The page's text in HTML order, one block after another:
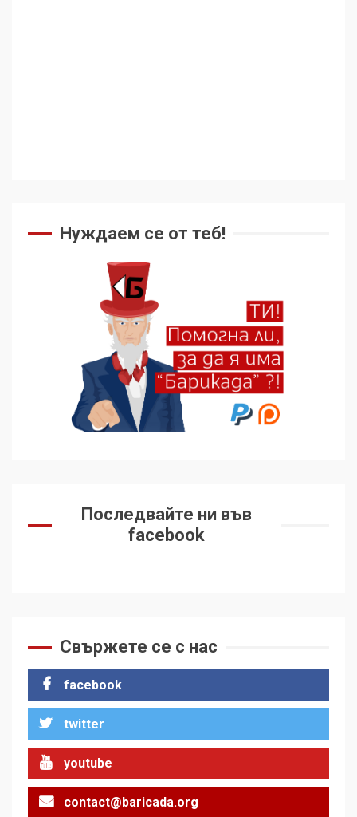
Нуждаем се от теб!
Последвайте ни във
facebook
Свържете се с нас
facebook
twitter
youtube
contact@baricada.org